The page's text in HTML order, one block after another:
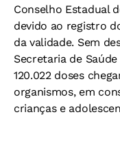
Conselho Estadual
devido ao registro
da validade. Sem
Secretaria de
120.022 doses
organismos, em
crianças e